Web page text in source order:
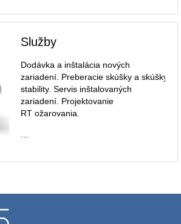
Služby
Dodávka a inštalácia nových
zariadení. Preberacie skúšky a skúšky
stability. Servis inštalovaných
zariadení. Projektovanie
RT ožarovania.